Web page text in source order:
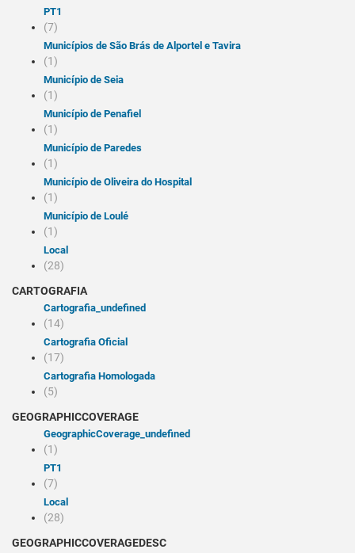
PT1
(7)
Municípios de São Brás de Alportel e Tavira
(1)
Município de Seia
(1)
Município de Penafiel
(1)
Município de Paredes
(1)
Município de Oliveira do Hospital
(1)
Município de Loulé
(1)
Local
(28)
CARTOGRAFIA
cartografia_undefined
(14)
Cartografia Oficial
(17)
Cartografia Homologada
(5)
GEOGRAPHICCOVERAGE
geographicCoverage_undefined
(1)
PT1
(7)
Local
(28)
GEOGRAPHICCOVERAGEDESC